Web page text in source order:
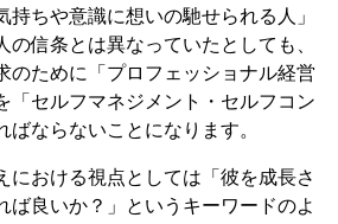
持ちや意識に想いの馳せられる人」
の信条とは異なっていたとしても、
のために「プロフェッショナル経営
「セルフマネジメント・セルフコン
ばならないことになります。
における視点としては「彼を成長さ
ば良いか？」というキーワードのよ